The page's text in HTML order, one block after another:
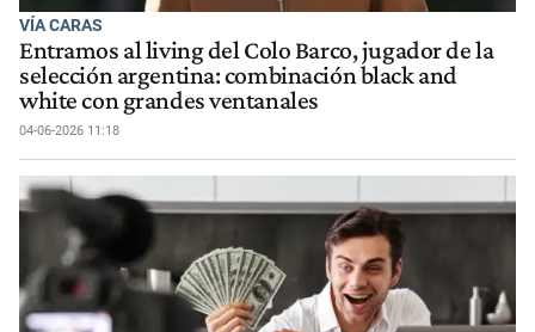
VÍA CARAS
Entramos al living del Colo Barco, jugador de la
selección argentina: combinación black and
white con grandes ventanales
04-06-2026 11:18